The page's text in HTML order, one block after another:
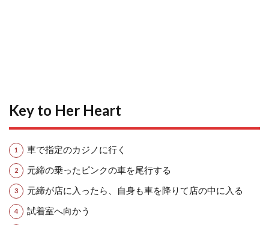
Key to Her Heart
車で指定のカジノに行く
元締の乗ったピンクの車を尾行する
元締が店に入ったら、自身も車を降りて店の中に入る
試着室へ向かう